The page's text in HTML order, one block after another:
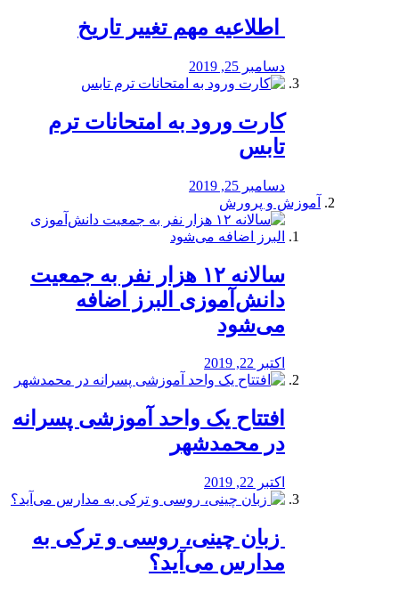
️ اطلاعیه مهم تغییر تاریخ
دسامبر 25, 2019
کارت ورود به امتحانات ترم
تابس
دسامبر 25, 2019
آموزش و پرورش
️سالانه ۱۲ هزار نفر به جمعیت
دانش‌آموزی البرز اضافه
می‌شود
اکتبر 22, 2019
افتتاح یک واحد آموزشی پسرانه
در محمدشهر
اکتبر 22, 2019
️ زبان چینی، روسی و ترکی به
مدارس می‌آید؟